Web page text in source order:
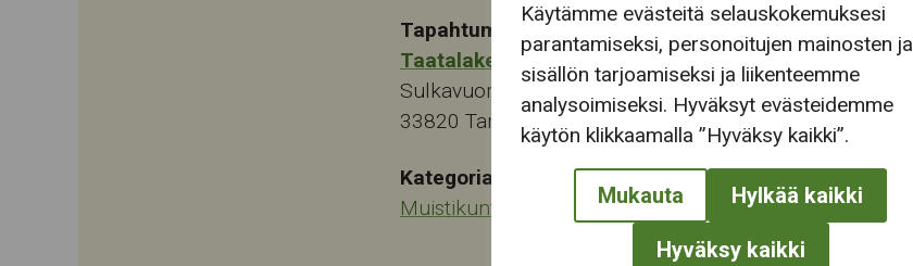
Käytämme evästeitä selauskokemuksesi
parantamiseksi, personoitujen mainosten ja
sisällön tarjoamiseksi ja liikenteemme
analysoimiseksi. Hyväksyt evästeidemme
käytön klikkaamalla ”Hyväksy kaikki”.
Mukauta Hylkää kaikki
Hyväksy kaikki
Tapahtumapaikka:
Taatalakeskus
Sulkavuorenkatu 6
33820 Tampere
Kategoriat:
Muistikuntoutus